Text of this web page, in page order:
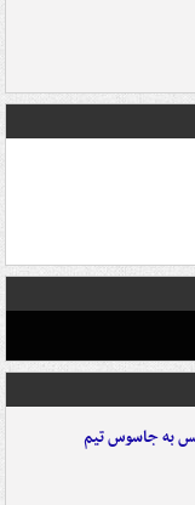
به جاسوس تیم